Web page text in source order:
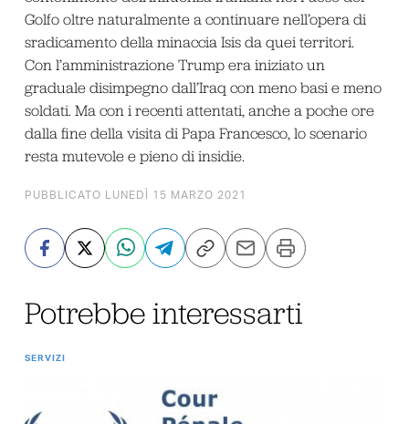
Golfo oltre naturalmente a continuare nell’opera di
sradicamento della minaccia Isis da quei territori.
Con l’amministrazione Trump era iniziato un
graduale disimpegno dall’Iraq con meno basi e meno
soldati. Ma con i recenti attentati, anche a poche ore
dalla fine della visita di Papa Francesco, lo scenario
resta mutevole e pieno di insidie.
PUBBLICATO LUNEDÌ 15 MARZO 2021
Potrebbe interessarti
SERVIZI